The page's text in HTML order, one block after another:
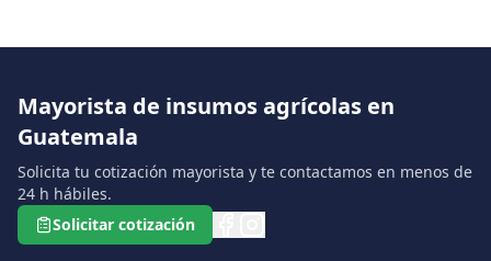
Mayorista de insumos agrícolas en
Guatemala
Solicita tu cotización mayorista y te contactamos en menos de
24 h hábiles.
Solicitar cotización